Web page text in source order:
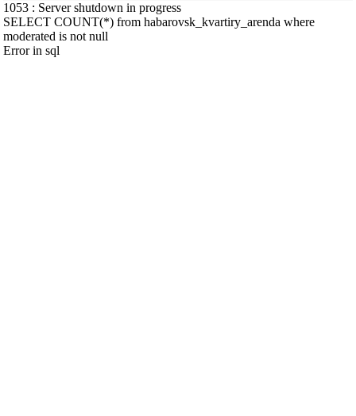
1053 : Server shutdown in progress
SELECT COUNT(*) from habarovsk_kvartiry_arenda where
moderated is not null
Error in sql